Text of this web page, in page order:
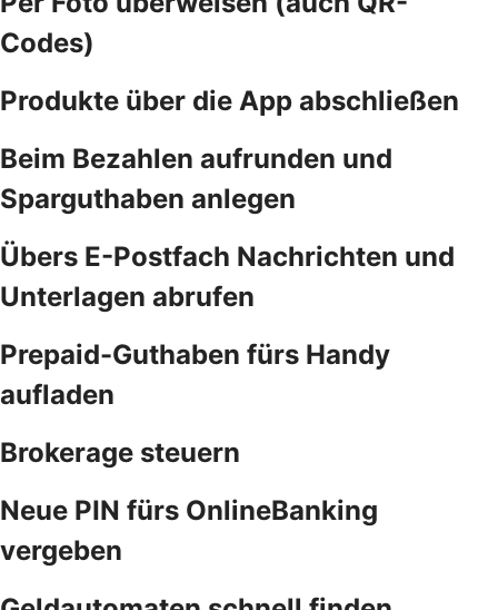
Codes)
Produkte über die App abschließen
Beim Bezahlen aufrunden und
Sparguthaben anlegen
Übers E-Postfach Nachrichten und
Unterlagen abrufen
Prepaid-Guthaben fürs Handy
aufladen
Brokerage steuern
Neue PIN fürs OnlineBanking
vergeben